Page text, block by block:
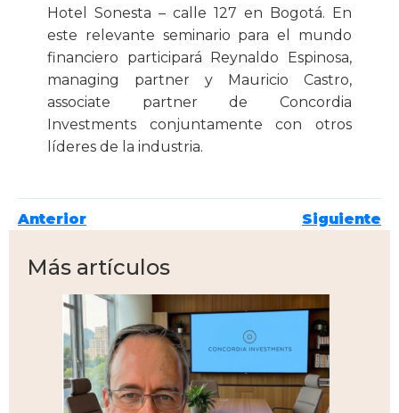
Hotel Sonesta – calle 127 en Bogotá. En
este relevante seminario para el mundo
financiero participará Reynaldo Espinosa,
managing partner y Mauricio Castro,
associate partner de Concordia
Investments conjuntamente con otros
líderes de la industria.
Anterior Siguiente
Más artículos